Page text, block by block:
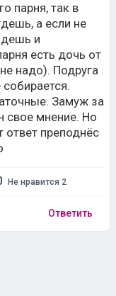
парня, так в
а если не
и
есть дочь от
надо). Подруга
Замуж за
свое мнение. Но
ответ преподнёс
Не нравится 2
Ответить